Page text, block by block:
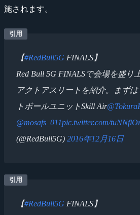
施されます。
【#RedBull5G FINALS】
Red Bull 5G FINALSで会場を盛り
アクトアスリートを紹介。まず
トボールユニットSkill Air
@mosafs_011pic.twitter.com/
(@RedBull5G) 2016年12月16日
【#RedBull5G FINALS】